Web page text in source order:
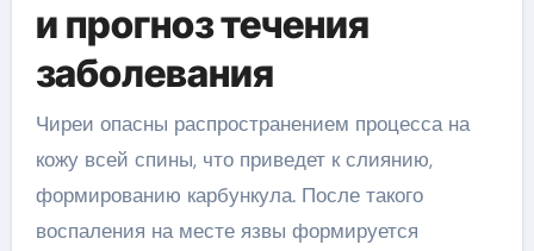
и прогноз течения
заболевания
Чиреи опасны распространением процесса на
кожу всей спины, что приведет к слиянию,
формированию карбункула. После такого
воспаления на месте язвы формируется